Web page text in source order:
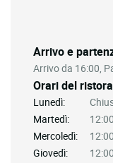
Arrivo e
Arrivo da 16:00,
Orari del
Lunedì:
Martedì:
Mercoledì:
Giovedì: